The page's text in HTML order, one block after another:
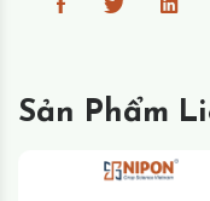
Sản Phẩm